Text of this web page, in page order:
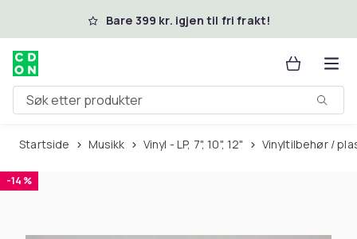
Hopp til hovedinnholdBare 399 kr. igjen til fri frakt!
Søk etter produkter
Startside Musikk Vinyl - LP, 7", 10", 12" Vinyltilbehør /
-14 %